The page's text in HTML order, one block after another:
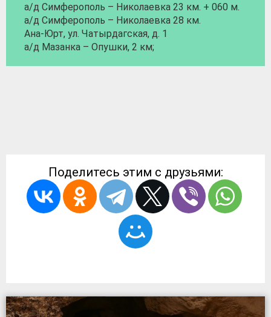
а/д Симферополь – Николаевка 23 км. + 060 м.
а/д Симферополь – Николаевка 28 км.
Ана-Юрт, ул. Чатырдагская, д. 1
а/д Мазанка – Опушки, 2 км;
Поделитесь этим с друзьями: